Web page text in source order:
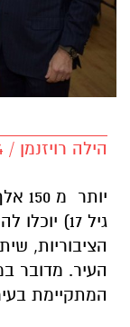
הילה רויזנמן / 09:54 20.11.12
גיל 17)
העיר. מדובר
המתקיימת